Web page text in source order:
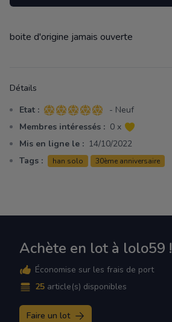
Description
boite d'origine jamais ouverte
Détails
Etat : 5 sur 5 étoiles
- Neuf
Membres intéressés : 0 x
Mis en ligne le : 14/10/2022
Tags :
han solo 30ème anniversaire
Achète en lot à lolo59 !
Économise sur les frais de port
25 article(s) disponibles
Faire un lot